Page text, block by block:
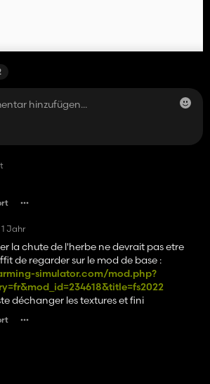
Jahr
la chute de l'herbe ne devrait pas etre
de regarder sur le mod de base :
simulator.com/mod.php?
déchanger les textures et fini